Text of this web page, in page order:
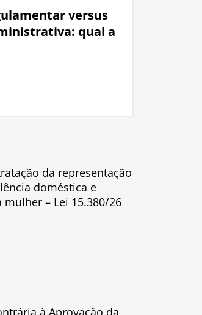
versus
qual a
da representação
doméstica e
– Lei 15.380/26
à Aprovação da